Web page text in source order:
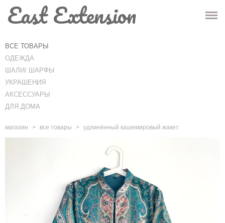
ГЛАВНАЯ
МАГАЗИН
ИНФО
КОНТАКТЫ
East Extension
ВСЕ ТОВАРЫ
ОДЕЖДА
ШАЛИ/ ШАРФЫ
УКРАШЕНИЯ
АКСЕССУАРЫ
ДЛЯ ДОМА
магазин > все товары > удлинённый кашемировый жакет